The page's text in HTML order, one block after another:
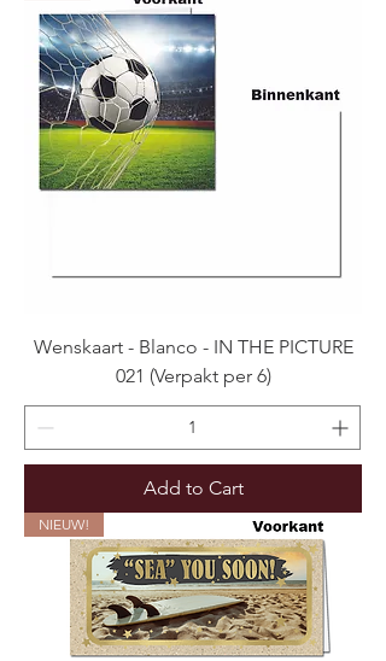
Wenskaart - Blanco - IN THE PICTURE
021 (Verpakt per 6)
Add to Cart
NIEUW!